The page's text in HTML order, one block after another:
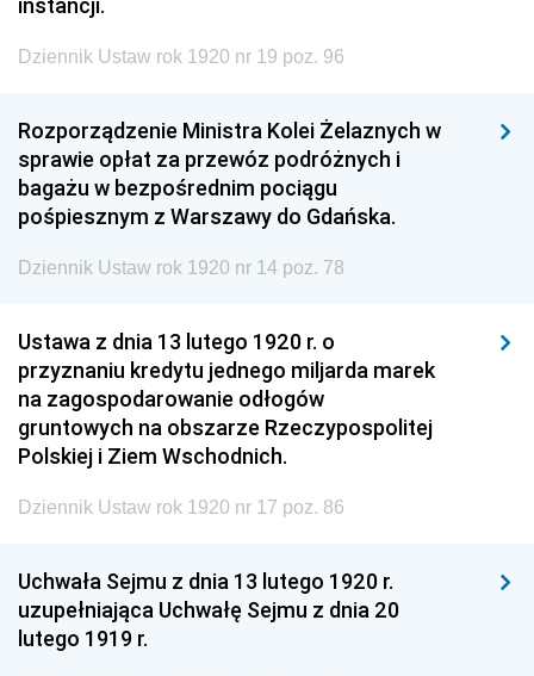
Dziennik Ustaw rok 1920 nr 19 poz. 96
Rozporządzenie Ministra Kolei Żelaznych w
sprawie opłat za przewóz podróżnych i
bagażu w bezpośrednim pociągu
pośpiesznym z Warszawy do Gdańska.
Dziennik Ustaw rok 1920 nr 14 poz. 78
Ustawa z dnia 13 lutego 1920 r. o
przyznaniu kredytu jednego miljarda marek
na zagospodarowanie odłogów
gruntowych na obszarze Rzeczypospolitej
Polskiej i Ziem Wschodnich.
Dziennik Ustaw rok 1920 nr 17 poz. 86
Uchwała Sejmu z dnia 13 lutego 1920 r.
uzupełniająca Uchwałę Sejmu z dnia 20
lutego 1919 r.